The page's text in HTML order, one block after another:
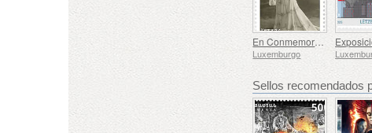
En Conmemoración de Marguerite Mongenast-Servais
Luxemburgo
Sellos recomendados